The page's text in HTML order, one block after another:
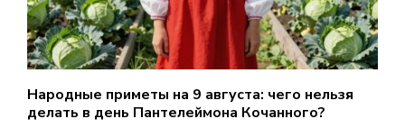
Народные приметы на 9 августа: чего нельзя
делать в день Пантелеймона Кочанного?